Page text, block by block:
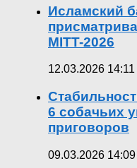
Исламский
MITT-2026
12.03.2026 14:11
6 собачьих
приговоров
09.03.2026 14:09